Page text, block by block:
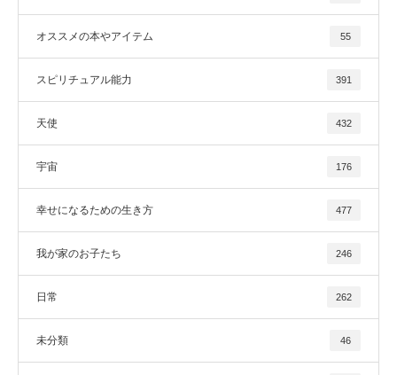
オススメの本やアイテム 55
スピリチュアル能力 391
天使 432
宇宙 176
幸せになるための生き方 477
我が家のお子たち 246
日常 262
未分類 46